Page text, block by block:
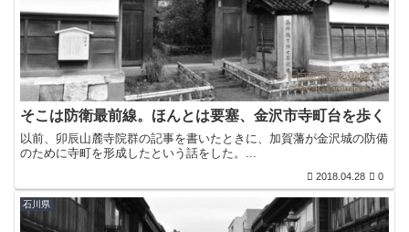
そこは防衛最前線。ほんとは要塞、金沢市寺町台を歩く
以前、卯辰山麓寺院群の記事を書いたときに、加賀藩が金沢城の防備
のために寺町を形成したという話をした。...
2018.04.28 0
石川県